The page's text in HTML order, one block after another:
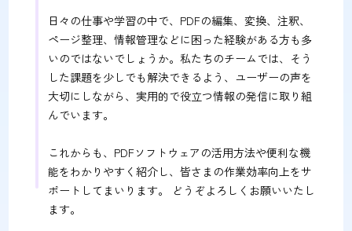
日々の仕事や学習の中で、PDFの編集、変換、注釈、
ページ整理、情報管理などに困った経験がある方も多
いのではないでしょうか。私たちのチームでは、そう
した課題を少しでも解決できるよう、ユーザーの声を
大切にしながら、実用的で役立つ情報の発信に取り組
んでいます。
これからも、PDFソフトウェアの活用方法や便利な機
能をわかりやすく紹介し、皆さまの作業効率向上をサ
ポートしてまいります。 どうぞよろしくお願いいたし
ます。